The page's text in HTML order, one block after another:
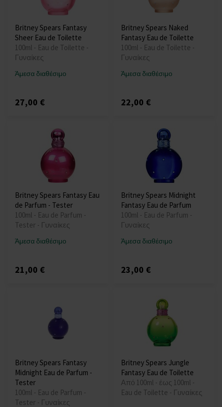
Britney Spears Fantasy
Sheer Eau de Toilette
100ml - Eau de Toilette -
Γυναίκες
Άμεσα διαθέσιμο
27,00 €
Britney Spears Naked
Fantasy Eau de Toilette
100ml - Eau de Toilette -
Γυναίκες
Άμεσα διαθέσιμο
22,00 €
Britney Spears Fantasy Eau
de Parfum - Tester
100ml - Eau de Parfum -
Tester - Γυναίκες
Άμεσα διαθέσιμο
21,00 €
Britney Spears Midnight
Fantasy Eau de Parfum
100ml - Eau de Parfum -
Γυναίκες
Άμεσα διαθέσιμο
23,00 €
Britney Spears Fantasy
Midnight Eau de Parfum -
Tester
100ml - Eau de Parfum -
Tester - Γυναίκες
Britney Spears Jungle
Fantasy Eau de Toilette
Από 100ml - έως 100ml -
Eau de Toilette - Γυναίκες